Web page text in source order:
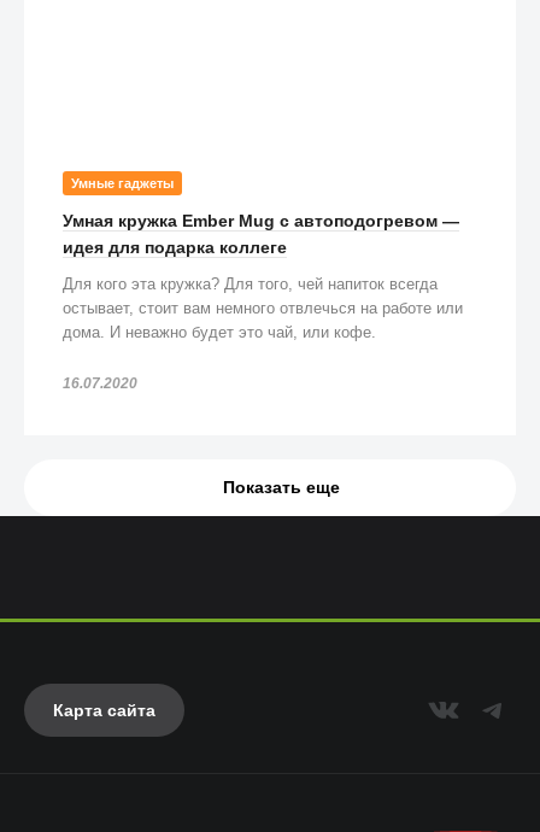
Умные гаджеты
Умная кружка Ember Mug с автоподогревом —
идея для подарка коллеге
Для кого эта кружка? Для того, чей напиток всегда
остывает, стоит вам немного отвлечься на работе или
дома. И неважно будет это чай, или кофе.
16.07.2020
Показать еще
Карта сайта